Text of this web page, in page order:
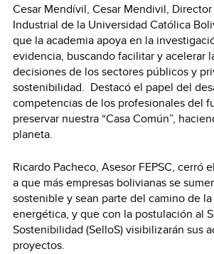
Cesar Mendívil, Cesar Mendivil,
Industrial de la Universidad Católica
que la academia apoya en la
evidencia, buscando facilitar y acelerar
decisiones de los sectores públicos y
sostenibilidad. Destacó el papel del
competencias de los profesionales del
preservar nuestra “Casa Común”,
planeta.
Ricardo Pacheco, Asesor FEPSC, cerró
a que más empresas bolivianas se
sostenible y sean parte del camino de
energética, y que con la postulación al
Sostenibilidad (SelloS) visibilizarán sus
proyectos.